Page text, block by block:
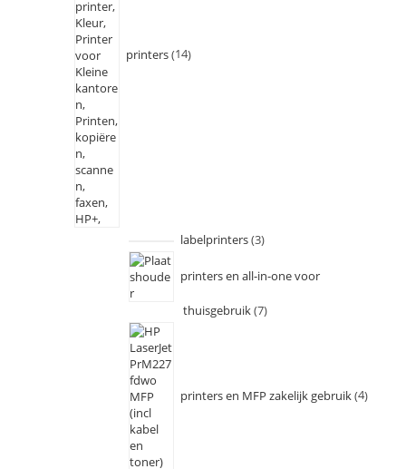
printers 14
labelprinters 3
printers en all-in-one voor
thuisgebruik 7
printers en MFP zakelijk gebruik 4